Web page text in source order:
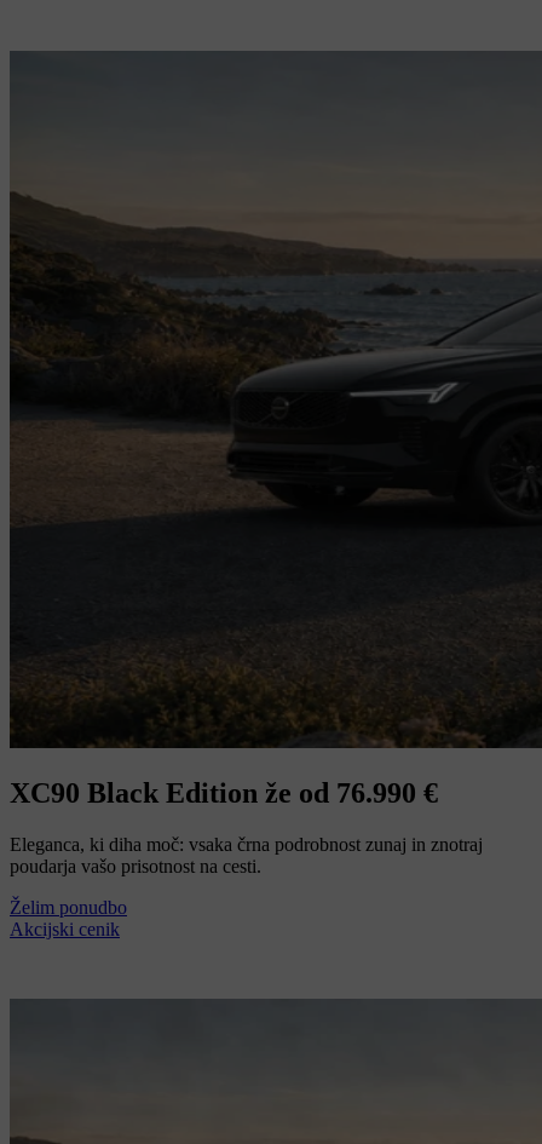
XC90 Black Edition že od 76.990 €
Eleganca, ki diha moč: vsaka črna podrobnost zunaj in znotraj
poudarja vašo prisotnost na cesti.
Želim ponudbo
Akcijski cenik